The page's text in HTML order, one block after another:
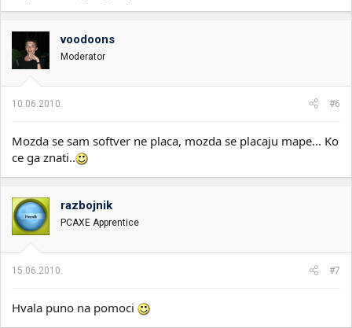
voodoons
Moderator
10.06.2010. #6
Mozda se sam softver ne placa, mozda se placaju mape... Ko
ce ga znati..
razbojnik
PCAXE Apprentice
15.06.2010. #7
Hvala puno na pomoci